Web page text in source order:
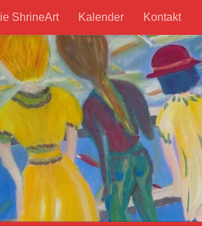
ShrineArt Kalender Kontakt